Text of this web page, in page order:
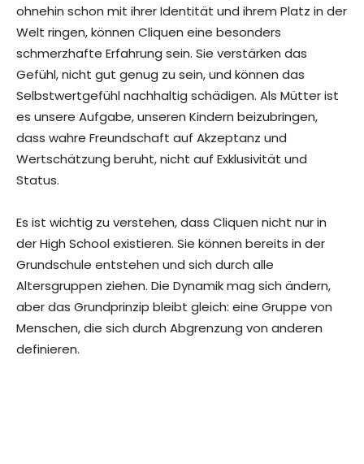
ohnehin schon mit ihrer Identität und ihrem Platz in der
Welt ringen, können Cliquen eine besonders
schmerzhafte Erfahrung sein. Sie verstärken das
Gefühl, nicht gut genug zu sein, und können das
Selbstwertgefühl nachhaltig schädigen. Als Mütter ist
es unsere Aufgabe, unseren Kindern beizubringen,
dass wahre Freundschaft auf Akzeptanz und
Wertschätzung beruht, nicht auf Exklusivität und
Status.
Es ist wichtig zu verstehen, dass Cliquen nicht nur in
der High School existieren. Sie können bereits in der
Grundschule entstehen und sich durch alle
Altersgruppen ziehen. Die Dynamik mag sich ändern,
aber das Grundprinzip bleibt gleich: eine Gruppe von
Menschen, die sich durch Abgrenzung von anderen
definieren.